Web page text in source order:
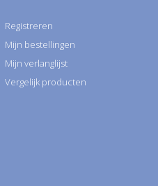
Registreren
Mijn bestellingen
Mijn verlanglijst
Vergelijk producten